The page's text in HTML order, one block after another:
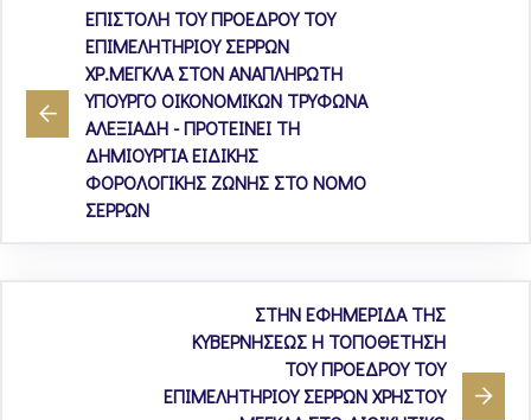
ΕΠΙΣΤΟΛΗ ΤΟΥ ΠΡΟΕΔΡΟΥ ΤΟΥ
ΕΠΙΜΕΛΗΤΗΡΙΟΥ ΣΕΡΡΩΝ
ΧΡ.ΜΕΓΚΛΑ ΣΤΟΝ ΑΝΑΠΛΗΡΩΤΗ
ΥΠΟΥΡΓΟ ΟΙΚΟΝΟΜΙΚΩΝ ΤΡΥΦΩΝΑ
ΑΛΕΞΙΑΔΗ - ΠΡΟΤΕΙΝΕΙ ΤΗ
ΔΗΜΙΟΥΡΓΙΑ ΕΙΔΙΚΗΣ
ΦΟΡΟΛΟΓΙΚΗΣ ΖΩΝΗΣ ΣΤΟ ΝΟΜΟ
ΣΕΡΡΩΝ
ΣΤΗΝ ΕΦΗΜΕΡΙΔΑ ΤΗΣ
ΚΥΒΕΡΝΗΣΕΩΣ Η ΤΟΠΟΘΕΤΗΣΗ
ΤΟΥ ΠΡΟΕΔΡΟΥ ΤΟΥ
ΕΠΙΜΕΛΗΤΗΡΙΟΥ ΣΕΡΡΩΝ ΧΡΗΣΤΟΥ